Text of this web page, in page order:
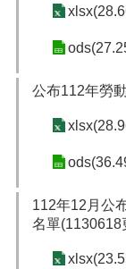
公布112年勞
112年12月公
名單(1130618